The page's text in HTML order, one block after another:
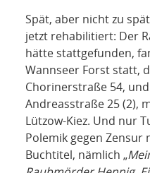
Spät, aber nicht zu
jetzt rehabilitiert: Der
hätte stattgefunden,
Wannseer Forst statt,
Chorinerstraße 54,
Andreasstraße 25 (2),
Lützow-Kiez. Und nur
Polemik gegen Zensur
Buchtitel, nämlich „